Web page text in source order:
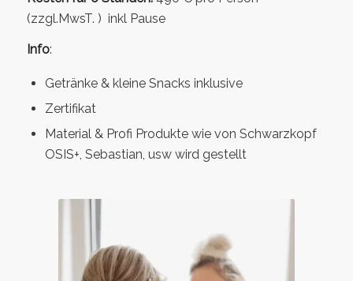
(zzgl.MwsT. ) inkl Pause
Info:
Getränke & kleine Snacks inklusive
Zertifikat
Material & Profi Produkte wie von Schwarzkopf
OSIS+, Sebastian, usw wird gestellt